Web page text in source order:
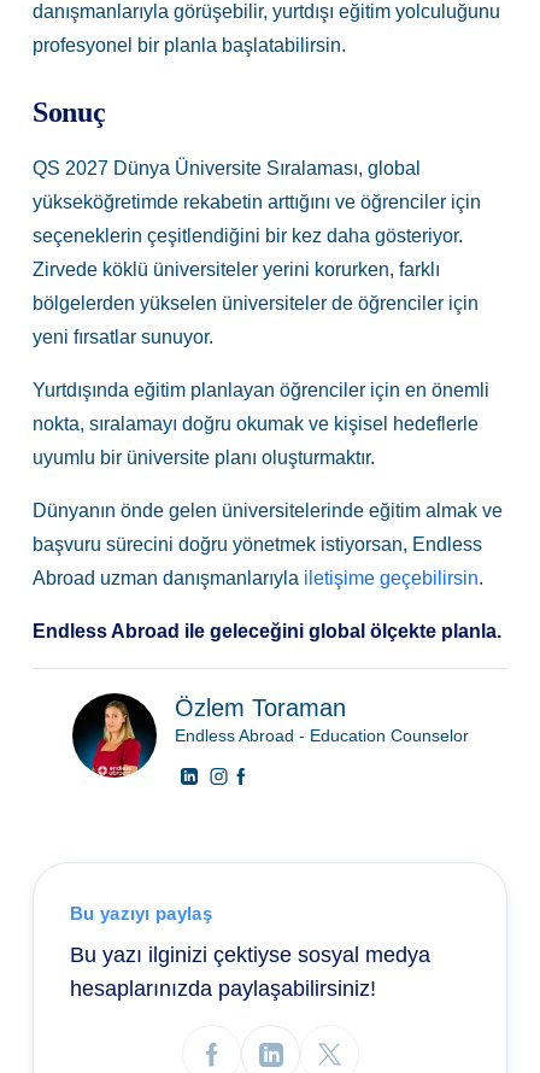
danışmanlarıyla görüşebilir, yurtdışı eğitim yolculuğunu
profesyonel bir planla başlatabilirsin.
Sonuç
QS 2027 Dünya Üniversite Sıralaması, global
yükseköğretimde rekabetin arttığını ve öğrenciler için
seçeneklerin çeşitlendiğini bir kez daha gösteriyor.
Zirvede köklü üniversiteler yerini korurken, farklı
bölgelerden yükselen üniversiteler de öğrenciler için
yeni fırsatlar sunuyor.
Yurtdışında eğitim planlayan öğrenciler için en önemli
nokta, sıralamayı doğru okumak ve kişisel hedeflerle
uyumlu bir üniversite planı oluşturmaktır.
Dünyanın önde gelen üniversitelerinde eğitim almak ve
başvuru sürecini doğru yönetmek istiyorsan, Endless
Abroad uzman danışmanlarıyla iletişime geçebilirsin.
Endless Abroad ile geleceğini global ölçekte planla.
Özlem Toraman
Endless Abroad - Education Counselor
Bu yazıyı paylaş
Bu yazı ilginizi çektiyse sosyal medya
hesaplarınızda paylaşabilirsiniz!